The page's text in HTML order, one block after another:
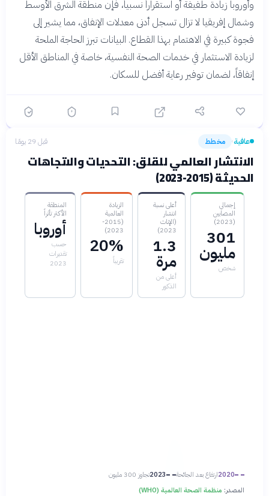
وأوروبا زيادة طفيفة أو استقراراً نسبياً، فإن منطقة الشرق الأوسط
وشمال إفريقيا لا تزال تسجل أدنى معدلات الإنفاق، مما يشير إلى
فجوة كبيرة في الاهتمام بهذا القطاع. البيانات تبرز الحاجة الملحة
لزيادة الاستثمار في خدمات الصحة النفسية، خاصة في المناطق الأقل
إنفاقاً، لضمان توفير رعاية أفضل للسكان.
عافية› مخطط قبل 29 يومًا
الانتشار العالمي للقلق: التحديات والاتجاهات
الحديثة (2015-2023)
إجمالي
المصابين
(2023)
301
مليون
شخص
أعلى نسبة
انتشار
(الإناث
2023)
1.3
مرة
أعلى من
الذكور
الزيادة
العالمية
(2015-
2023)
20%
تقريباً
المنطقة
الأكثر تأثراً
أوروبا
حسب
تقديرات
2023
2020ارتفاع بعد الجائحة 2023تجاوز 300 مليون
المصدر: منظمة الصحة العالمية (WHO)